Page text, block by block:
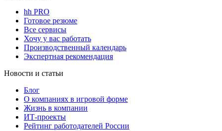
hh PRO
Готовое резюме
Все сервисы
Хочу у вас работать
Производственный календарь
Экспертная рекомендация
Новости и статьи
Блог
О компаниях в игровой форме
Жизнь в компании
ИТ-проекты
Рейтинг работодателей России